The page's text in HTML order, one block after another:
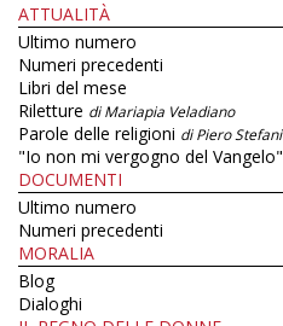
ATTUALITÀ
Ultimo numero
Numeri precedenti
Libri del mese
Riletture di Mariapia Veladiano
Parole delle religioni di Piero Stefani
"Io non mi vergogno del Vangelo"
DOCUMENTI
Ultimo numero
Numeri precedenti
MORALIA
Blog
Dialoghi